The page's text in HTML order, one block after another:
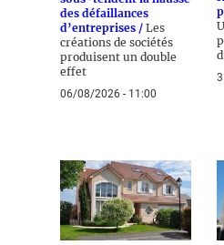
des défaillances
d’entreprises / Les
créations de sociétés
produisent un double
effet
06/08/2026 - 11:00